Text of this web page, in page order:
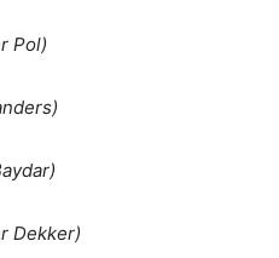
Pol)
Dekker)